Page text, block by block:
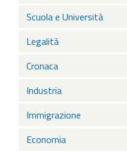
Scuola e Università
Legalità
Cronaca
Industria
Immigrazione
Economia